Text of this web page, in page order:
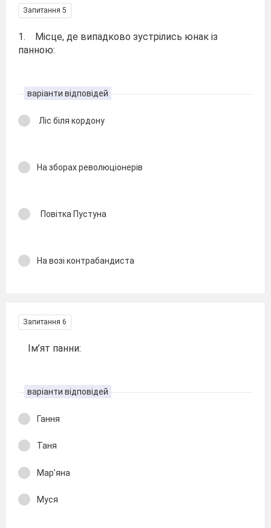
Запитання 5
1. Місце, де випадково зустрілись юнак із
панною:
варіанти відповідей
Ліс біля кордону
На зборах революціонерів
Повітка Пустуна
На возі контрабандиста
Запитання 6
Ім’ят панни:
варіанти відповідей
Гання
Таня
Мар’яна
Муся